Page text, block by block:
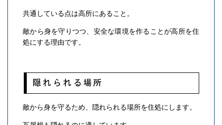
共通している点は高所にあること。
敵から身を守りつつ、安全な環境を作ることが高所を住
処にする理由です。
隠れられる場所
敵から身を守るため、隠れられる場所を住処にします。